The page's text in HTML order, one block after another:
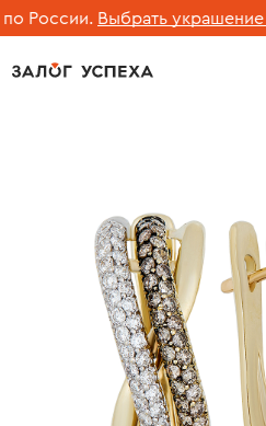
России. Выбрать украшение